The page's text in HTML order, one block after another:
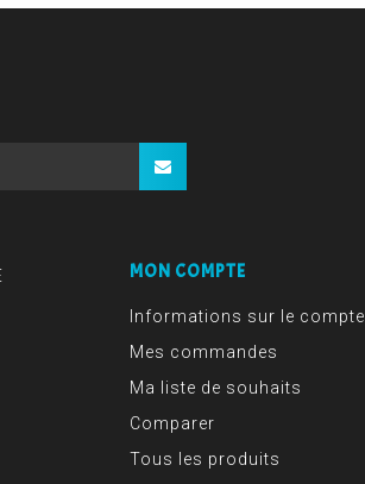
MON COMPTE
Informations sur le compte
Mes commandes
Ma liste de souhaits
Comparer
Tous les produits